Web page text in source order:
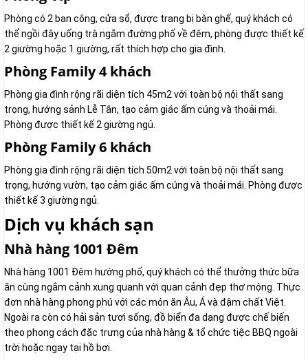
Phòng có 2 ban công, cửa sổ, được trang bị bàn ghế, quý khách có
thể ngồi đây uống trà ngắm đường phố về đêm, phòng được thiết kế
2 giường hoặc 1 giường, rất thích hợp cho gia đình.
Phòng Family 4 khách
Phòng gia đình rộng rãi diện tích 45m2 với toàn bộ nội thất sang
trọng, hướng sảnh Lễ Tân, tạo cảm giác ấm cúng và thoải mái.
Phòng được thiết kế 2 giường ngủ.
Phòng Family 6 khách
Phòng gia đình rộng rãi diện tích 50m2 với toàn bộ nội thất sang
trọng, hướng vườn, tạo cảm giác ấm cúng và thoải mái. Phòng được
thiết kế 3 giường ngủ.
Dịch vụ khách sạn
Nhà hàng 1001 Đêm
Nhà hàng 1001 Đêm hướng phố, quý khách có thể thưởng thức bữa
ăn cùng ngắm cảnh xung quanh với quan cảnh đẹp thơ mộng. Thực
đơn nhà hàng phong phú với các món ăn Âu, Á và đậm chất Việt.
Ngoài ra còn có hải sản tươi sống, đồ biển đa dạng được chế biến
theo phong cách đặc trưng của nhà hàng & tổ chức tiệc BBQ ngoài
trời hoặc ngay tại hồ bơi.